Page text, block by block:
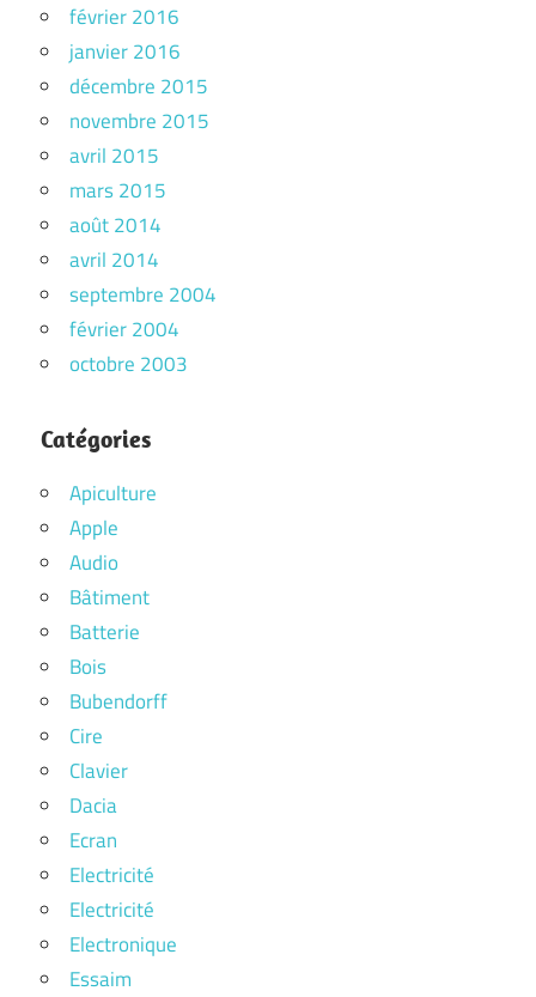
février 2016
janvier 2016
décembre 2015
novembre 2015
avril 2015
mars 2015
août 2014
avril 2014
septembre 2004
février 2004
octobre 2003
Catégories
Apiculture
Apple
Audio
Bâtiment
Batterie
Bois
Bubendorff
Cire
Clavier
Dacia
Ecran
Electricité
Electricité
Electronique
Essaim